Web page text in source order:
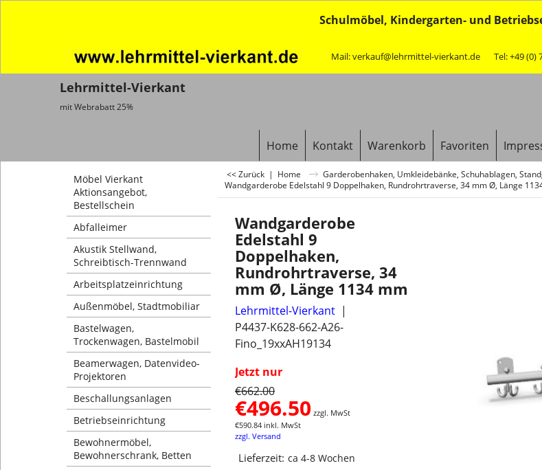
Schulmöbel, Kindergarten- und
Mail: verkauf@lehrmittel-vierkant.de Tel: +49 (0)
Lehrmittel-Vierkant
mit Webrabatt 25%
Home Kontakt Warenkorb Favoriten
Möbel Vierkant
Aktionsangebot,
Bestellschein
Abfalleimer
Akustik Stellwand,
Schreibtisch-Trennwand
Arbeitsplatzeinrichtung
Außenmöbel, Stadtmobiliar
Bastelwagen,
Trockenwagen, Bastelmobil
Beamerwagen, Datenvideo-
Projektoren
Beschallungsanlagen
Betriebseinrichtung
Bewohnermöbel,
Bewohnerschrank, Betten
<< Zurück | Home Garderobenhaken, Umkleidebänke, Schuhablagen,
Wandgarderobe Edelstahl 9 Doppelhaken, Rundrohrtraverse, 34 mm Ø, Länge
Wandgarderobe
Edelstahl 9
Doppelhaken,
Rundrohrtraverse, 34
mm Ø, Länge 1134 mm
Lehrmittel-Vierkant
P4437-K628-662-A26-
Fino_19xxAH19134
Jetzt nur
€662.00
€496.50 zzgl. MwSt
€590.84 inkl. MwSt
zzgl. Versand
Lieferzeit: ca 4-8 Wochen